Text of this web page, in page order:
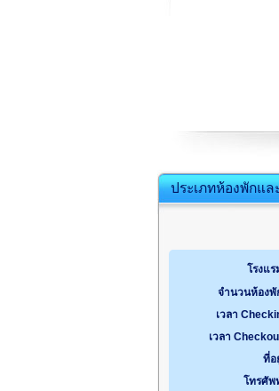
ประเภทห้องพักแ
โรงแร
จำนวนห้องพั
เวลา
เวลา
ที่อ
โทรศัพ